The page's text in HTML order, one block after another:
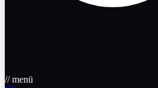
// menü